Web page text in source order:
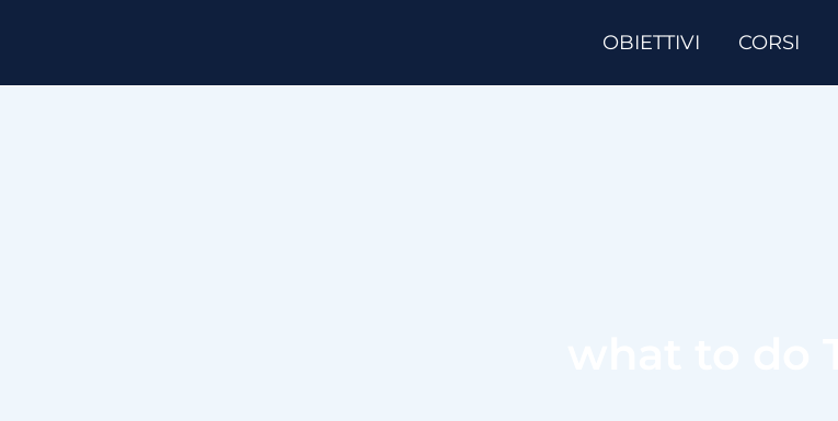
OBIETTIVI CORSI